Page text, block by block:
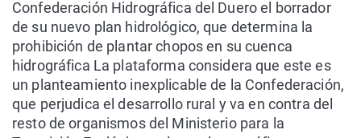
Confederación Hidrográfica del Duero el borrador
de su nuevo plan hidrológico, que determina la
prohibición de plantar chopos en su cuenca
hidrográfica La plataforma considera que este es
un planteamiento inexplicable de la Confederación,
que perjudica el desarrollo rural y va en contra del
resto de organismos del Ministerio para la